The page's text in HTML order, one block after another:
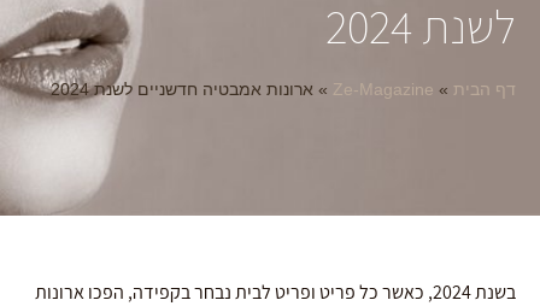
לשנת 2024
דף הבית »
Ze-Magazine
» ארונות אמבטיה חדשניים לשנת 2024
בשנת 2024, כאשר כל פריט ופריט לבית נבחר בקפידה, הפכו ארונות